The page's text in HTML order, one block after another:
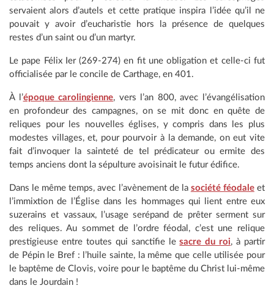
servaient alors d’autels et cette pratique inspira l’idée qu’il ne
pouvait y avoir d’eucharistie hors la présence de quelques
restes d’un saint ou d’un martyr.
Le pape Félix Ier (269-274) en fit une obligation et celle-ci fut
officialisée par le concile de Carthage, en 401.
À l’époque carolingienne, vers l’an 800, avec l’évangélisation
en profondeur des campagnes, on se mit donc en quête de
reliques pour les nouvelles églises, y compris dans les plus
modestes villages, et, pour pourvoir à la demande, on eut vite
fait d’invoquer la sainteté de tel prédicateur ou ermite des
temps anciens dont la sépulture avoisinait le futur édifice.
Dans le même temps, avec l’avènement de la société féodaleet
l’immixtion de l’Église dans les hommages qui lient entre eux
suzerains et vassaux, l’usage serépand de prêter serment sur
des reliques. Au sommet de l’ordre féodal, c’est une relique
prestigieuse entre toutes qui sanctifie lesacre du roi, à partir
de Pépin le Bref : l’huile sainte, la même que celle utilisée pour
le baptême de Clovis, voire pour le baptême du Christ lui-même
dans le Jourdain !